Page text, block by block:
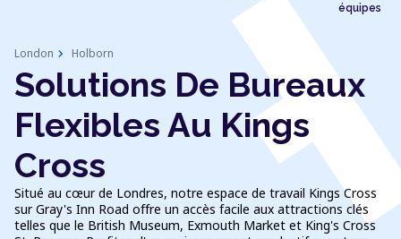
équipes
London chevron_right Holborn
Solutions De Bureaux
Flexibles Au Kings
Cross
Situé au cœur de Londres, notre espace de travail Kings Cross
sur Gray's Inn Road offre un accès facile aux attractions clés
telles que le British Museum, Exmouth Market et King's Cross